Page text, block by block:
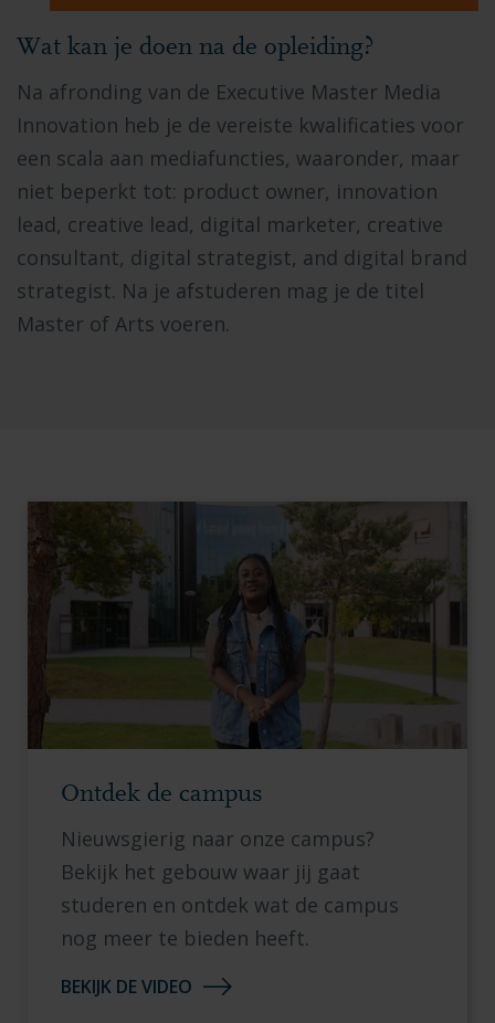
Wat kan je doen na de opleiding?
Na afronding van de Executive Master Media
Innovation heb je de vereiste kwalificaties voor
een scala aan mediafuncties, waaronder, maar
niet beperkt tot: product owner, innovation
lead, creative lead, digital marketer, creative
consultant, digital strategist, and digital brand
strategist. Na je afstuderen mag je de titel
Master of Arts voeren.
Ontdek de campus
Nieuwsgierig naar onze campus?
Bekijk het gebouw waar jij gaat
studeren en ontdek wat de campus
nog meer te bieden heeft.
BEKIJK DE VIDEO